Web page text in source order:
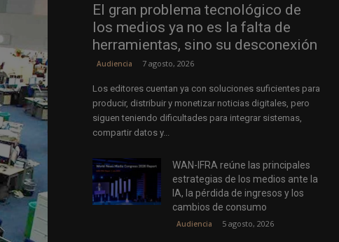
El gran problema tecnológico de
los medios ya no es la falta de
herramientas, sino su desconexión
Audiencia 7 agosto, 2026
Los editores cuentan ya con soluciones suficientes para
producir, distribuir y monetizar noticias digitales, pero
siguen teniendo dificultades para integrar sistemas,
compartir datos y...
WAN-IFRA reúne las principales
estrategias de los medios ante la
IA, la pérdida de ingresos y los
cambios de consumo
Audiencia 5 agosto, 2026